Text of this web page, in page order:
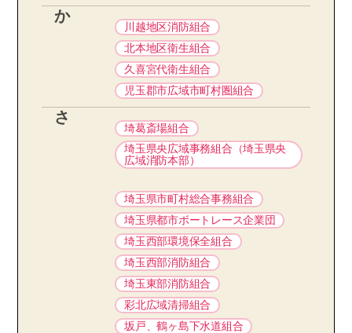
か
川越地区消防組合
北本地区衛生組合
久喜宮代衛生組合
児玉郡市広域市町村圏組合
さ
埼葛斎場組合
埼玉県央広域事務組合（埼玉県央
広域消防本部）
埼玉県市町村総合事務組合
埼玉県都市ボートレース企業団
埼玉西部環境保全組合
埼玉西部消防組合
埼玉東部消防組合
彩北広域清掃組合
坂戸、鶴ヶ島下水道組合